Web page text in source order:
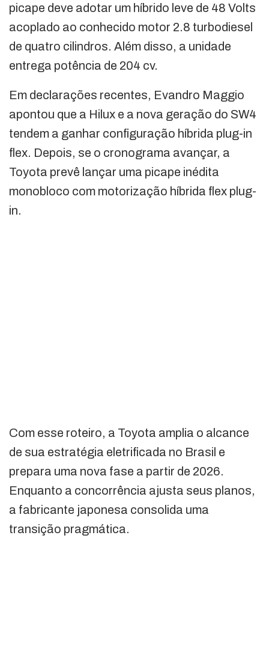
picape deve adotar um híbrido leve de 48 Volts
acoplado ao conhecido motor 2.8 turbodiesel
de quatro cilindros. Além disso, a unidade
entrega potência de 204 cv.
Em declarações recentes, Evandro Maggio
apontou que a Hilux e a nova geração do SW4
tendem a ganhar configuração híbrida plug-in
flex. Depois, se o cronograma avançar, a
Toyota prevê lançar uma picape inédita
monobloco com motorização híbrida flex plug-
in.
Com esse roteiro, a Toyota amplia o alcance
de sua estratégia eletrificada no Brasil e
prepara uma nova fase a partir de 2026.
Enquanto a concorrência ajusta seus planos,
a fabricante japonesa consolida uma
transição pragmática.